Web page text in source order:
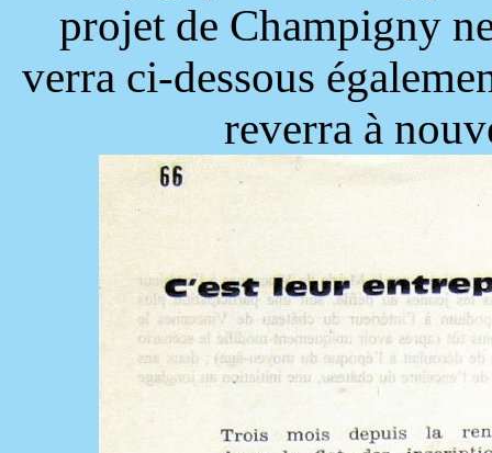
projet de Champigny
verra ci-dessous
reverra à